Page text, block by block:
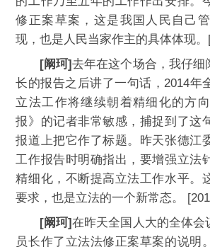
修正案草案，这是我国人民自己
现，也是人民当家作主的具体体现。
[阚珂]去年在这个场合，我仔细
长的报告之后讲了一句话，2014年
立法工作将继续朝着精细化的方
报》的记者非常敏感，捕捉到了这
报道上把它作了标题。昨天张德江
工作报告时明确指出，要增强立法
精细化，不断提高立法工作水平。
要求，也是立法的一个新常态。
[阚珂]在昨天全国人大的全体会
员长作了立法法修正案草案的说明